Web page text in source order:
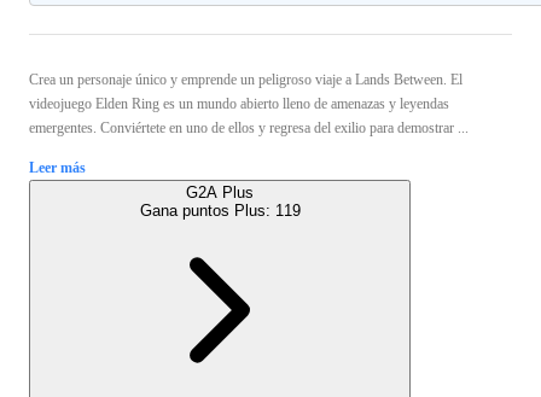
Crea un personaje único y emprende un peligroso viaje a Lands Between. El
videojuego Elden Ring es un mundo abierto lleno de amenazas y leyendas
emergentes. Conviértete en uno de ellos y regresa del exilio para demostrar ...
Leer más
G2A Plus
Gana puntos Plus: 119